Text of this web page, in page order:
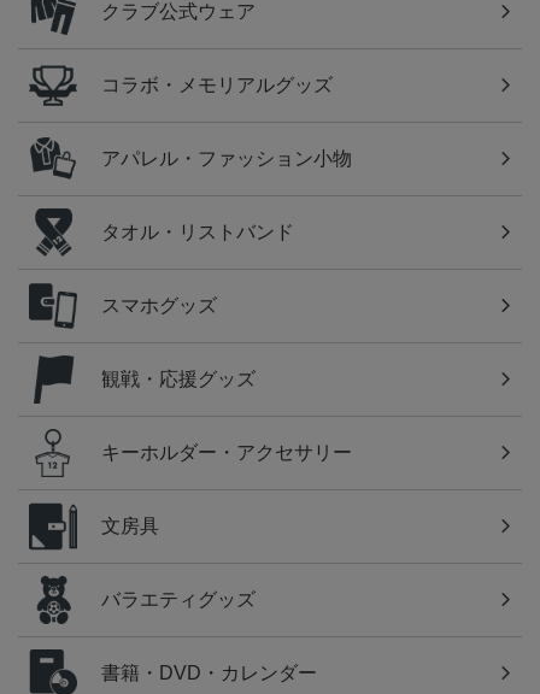
クラブ公式ウェア
コラボ・メモリアルグッズ
アパレル・ファッション小物
タオル・リストバンド
スマホグッズ
観戦・応援グッズ
キーホルダー・アクセサリー
文房具
バラエティグッズ
書籍・DVD・カレンダー